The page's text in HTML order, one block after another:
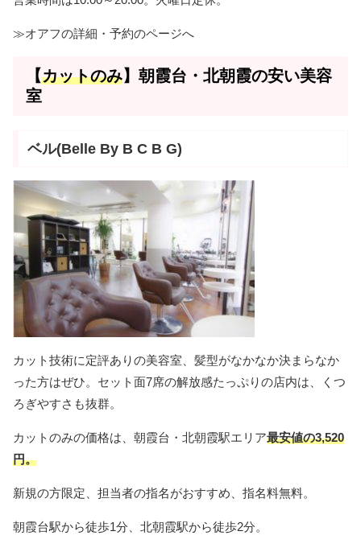
≫オアフの詳細・予約のページへ
【カットのみ】朝霞台・北朝霞の安い美容
室
ベル(Belle By B C B G)
カット技術に定評ありの美容室、髪型がなかなか決まらなか
った方はぜひ。セット面7席の解放感たっぷりの店内は、くつ
ろぎやすさも抜群。
カットのみの価格は、朝霞台・北朝霞駅エリア最安値の3,520
円。
新規の方限定、担当者の指名がおすすめ、指名料無料。
朝霞台駅から徒歩1分、北朝霞駅から徒歩2分。